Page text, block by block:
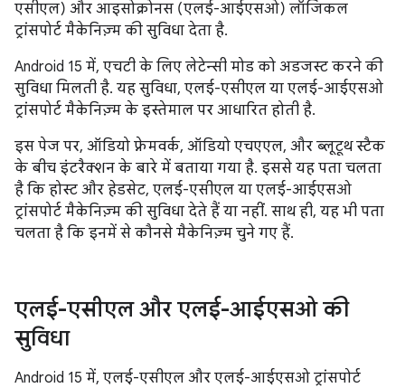
एसीएल) और आइसोक्रोनस (एलई-आईएसओ) लॉजिकल
ट्रांसपोर्ट मैकेनिज़्म की सुविधा देता है.
Android 15 में, एचटी के लिए लेटेन्सी मोड को अडजस्ट करने की
सुविधा मिलती है. यह सुविधा, एलई-एसीएल या एलई-आईएसओ
ट्रांसपोर्ट मैकेनिज़्म के इस्तेमाल पर आधारित होती है.
इस पेज पर, ऑडियो फ़्रेमवर्क, ऑडियो एचएएल, और ब्लूटूथ स्टैक
के बीच इंटरैक्शन के बारे में बताया गया है. इससे यह पता चलता
है कि होस्ट और हेडसेट, एलई-एसीएल या एलई-आईएसओ
ट्रांसपोर्ट मैकेनिज़्म की सुविधा देते हैं या नहीं. साथ ही, यह भी पता
चलता है कि इनमें से कौनसे मैकेनिज़्म चुने गए हैं.
एलई-एसीएल और एलई-आईएसओ की
सुविधा
Android 15 में, एलई-एसीएल और एलई-आईएसओ ट्रांसपोर्ट